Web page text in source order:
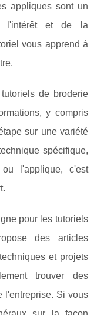
appliques sont un
l'intérêt et de la
vous apprend à
de broderie
y compris
sur une variété
spécifique,
l'applique, c'est
pour les tutoriels
des articles
et projets
trouver des
l'entreprise. Si vous